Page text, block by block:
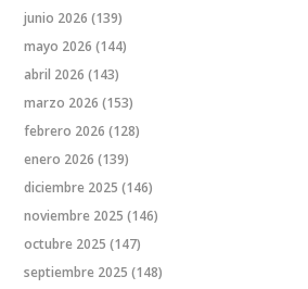
junio 2026 (139)
mayo 2026 (144)
abril 2026 (143)
marzo 2026 (153)
febrero 2026 (128)
enero 2026 (139)
diciembre 2025 (146)
noviembre 2025 (146)
octubre 2025 (147)
septiembre 2025 (148)